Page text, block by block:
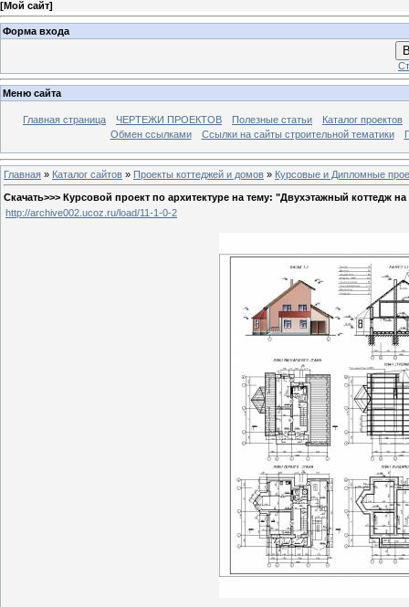
[Мой сайт]
Форма входа
Меню сайта
Главная страница ЧЕРТЕЖИ ПРОЕКТОВ Полезные статьи
Каталог проектов
Обмен ссылками
Ссылки на сайты строительной тематики
Главная » Каталог сайтов » Проекты коттеджей и домов » Курсовые и Дипломные
Скачать>>> Курсовой проект по архитектуре на тему: "Двухэтажный коттедж
http://archive002.ucoz.ru/load/11-1-0-2